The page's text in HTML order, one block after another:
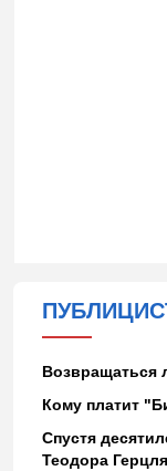
Возвращаться
Кому платит
Спустя
Теодора